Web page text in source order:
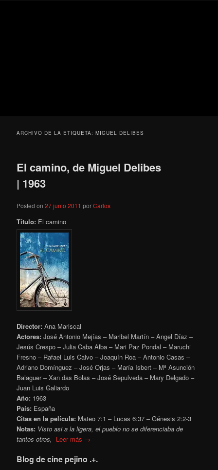
ARCHIVO DE LA ETIQUETA:MIGUEL DELIBES
El camino, de Miguel Delibes
| 1963
Posted on27 junio 2011 porCarlos
Título: El camino
Director: Ana Mariscal
Actores: José Antonio Mejías – Maribel Martín – Angel Díaz –
Jesús Crespo – Julia Caba Alba – Mari Paz Pondal – Maruchi
Fresno – Rafael Luis Calvo – Joaquín Roa – Antonio Casas –
Adriano Domínguez – José Orjas – María Isbert – Mª Asunción
Balaguer – Xan das Bolas – José Sepulveda – Mary Delgado –
Juan Luis Galiardo
Año: 1963
País: España
Citas en la película: Mateo 7:1 – Lucas 6:37 – Génesis 2:2-3
Notas: Visto asi a la ligera, el pueblo no se diferenciaba de
tantos otros, Leer más →
Blog de cine pejino .+.